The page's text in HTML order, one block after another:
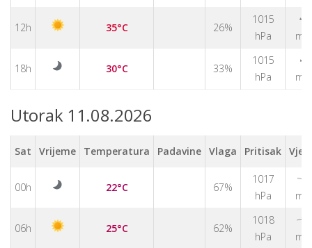
12h 35°C 26%
1015
hPa
↑
m/s
18h 30°C 33%
1015
hPa
↑
m/s
Utorak 11.08.2026
Sat Vrijeme Temperatura Padavine Vlaga Pritisak
00h 22°C 67%
1017
hPa
↑
m/s
06h 25°C 62%
1018
hPa
↑
m/s